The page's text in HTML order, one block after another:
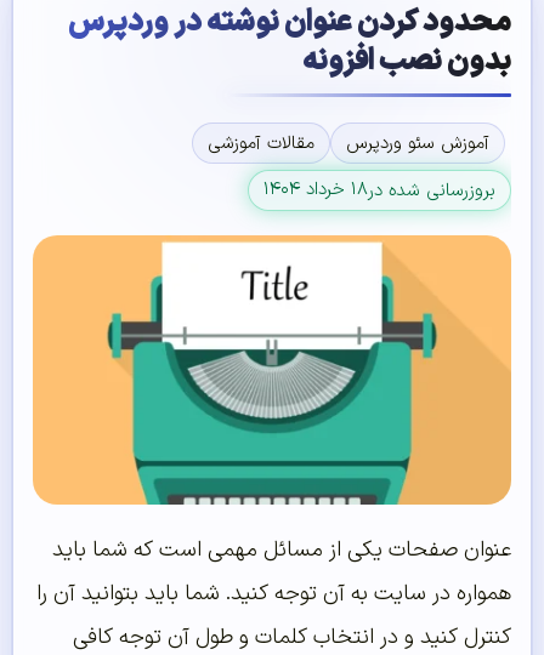
محدود کردن عنوان نوشته در وردپرس
بدون نصب افزونه
آموزش سئو وردپرس
مقالات آموزشی
بروزرسانی شده در۱۸ خرداد ۱۴۰۴
عنوان صفحات یکی از مسائل مهمی است که شما باید
همواره در سایت به آن توجه کنید. شما باید بتوانید آن را
کنترل کنید و در انتخاب کلمات و طول آن توجه کافی